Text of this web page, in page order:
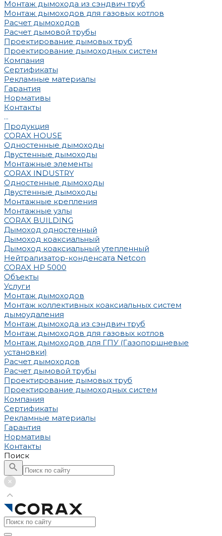
Монтаж дымохода из сэндвич труб
Монтаж дымоходов для газовых котлов
Расчет дымоходов
Расчет дымовой трубы
Проектирование дымовых труб
Проектирование дымоходных систем
Компания
Сертификаты
Рекламные материалы
Гарантия
Нормативы
Контакты
...
Продукция
CORAX HOUSE
Одностенные дымоходы
Двустенные дымоходы
Монтажные элементы
CORAX INDUSTRY
Одностенные дымоходы
Двустенные дымоходы
Монтажные крепления
Монтажные узлы
CORAX BUILDING
Дымоход одностенный
Дымоход коаксиальный
Дымоход коаксиальный утепленный
Нейтрализатор-конденсата Netcon
CORAX HP 5000
Объекты
Услуги
Монтаж дымоходов
Монтаж коллективных коаксиальных систем
дымоудаления
Монтаж дымохода из сэндвич труб
Монтаж дымоходов для газовых котлов
Монтаж дымоходов для ГПУ (Газопоршневые
установки)
Расчет дымоходов
Расчет дымовой трубы
Проектирование дымовых труб
Проектирование дымоходных систем
Компания
Сертификаты
Рекламные материалы
Гарантия
Нормативы
Контакты
Поиск